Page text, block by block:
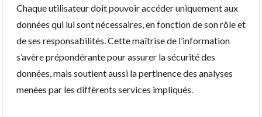
Chaque utilisateur doit pouvoir accéder uniquement aux
données qui lui sont nécessaires, en fonction de son rôle et
de ses responsabilités. Cette maîtrise de l’information
s’avère prépondérante pour assurer la sécurité des
données, mais soutient aussi la pertinence des analyses
menées par les différents services impliqués.